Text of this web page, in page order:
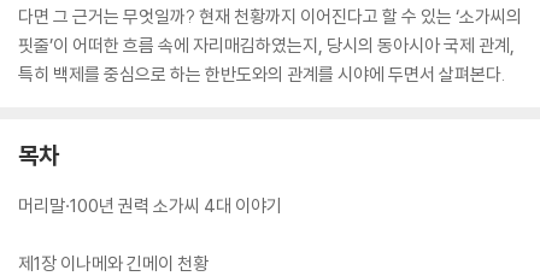
다면 그 근거는 무엇일까? 현재 천황까지 이어진다고 할 수 있는 ‘소가씨의
핏줄’이 어떠한 흐름 속에 자리매김하였는지, 당시의 동아시아 국제 관계,
특히 백제를 중심으로 하는 한반도와의 관계를 시야에 두면서 살펴본다.
목차
머리말·100년 권력 소가씨 4대 이야기
제1장 이나메와 긴메이 천황